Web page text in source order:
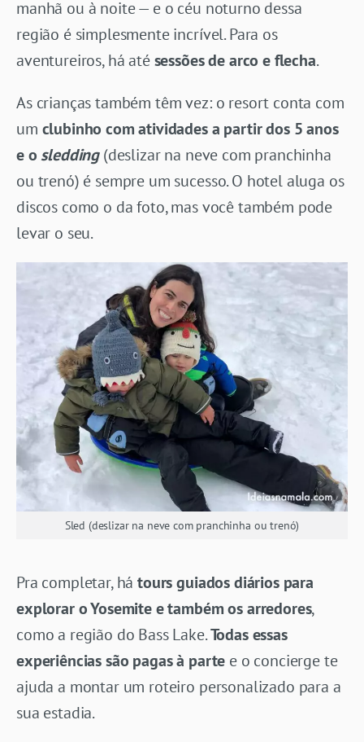
manhã ou à noite — e o céu noturno dessa
região é simplesmente incrível. Para os
aventureiros, há atésessões de arco e flecha.
As crianças também têm vez: o resort conta com
um clubinho com atividades a partir dos 5 anos
e o sledding(deslizar na neve com pranchinha
ou trenó) é sempre um sucesso. O hotel aluga os
discos como o da foto, mas você também pode
levar o seu.
Sled (deslizar na neve com pranchinha ou trenó)
Pra completar, hátours guiados diários para
explorar o Yosemite e também os arredores,
como a região do Bass Lake.Todas essas
experiências são pagas à parte e o concierge te
ajuda a montar um roteiro personalizado para a
sua estadia.